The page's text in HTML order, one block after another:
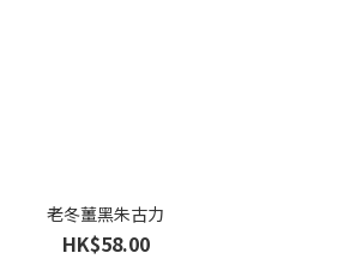
老冬薑黑朱古力
HK$58.00